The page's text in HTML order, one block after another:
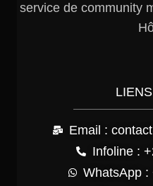
service de community
Email :
Infoline :
WhatsApp :